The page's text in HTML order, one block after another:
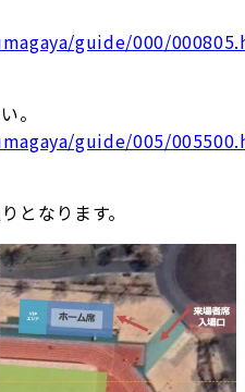
guide/000/
。
guide/005/
となります。